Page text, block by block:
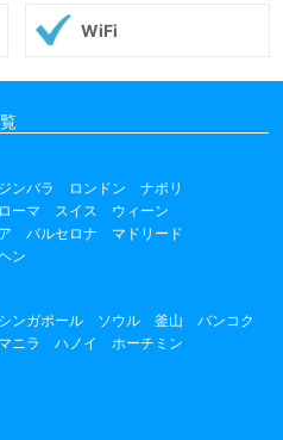
WiFi
ンバラ ロンドン
ナポリ
ローマ スイス
ウィーン
バルセロナ
マドリード
ン
シンガポール ソウル 釜山
バンコク
マニラ ハノイ
ホーチミン